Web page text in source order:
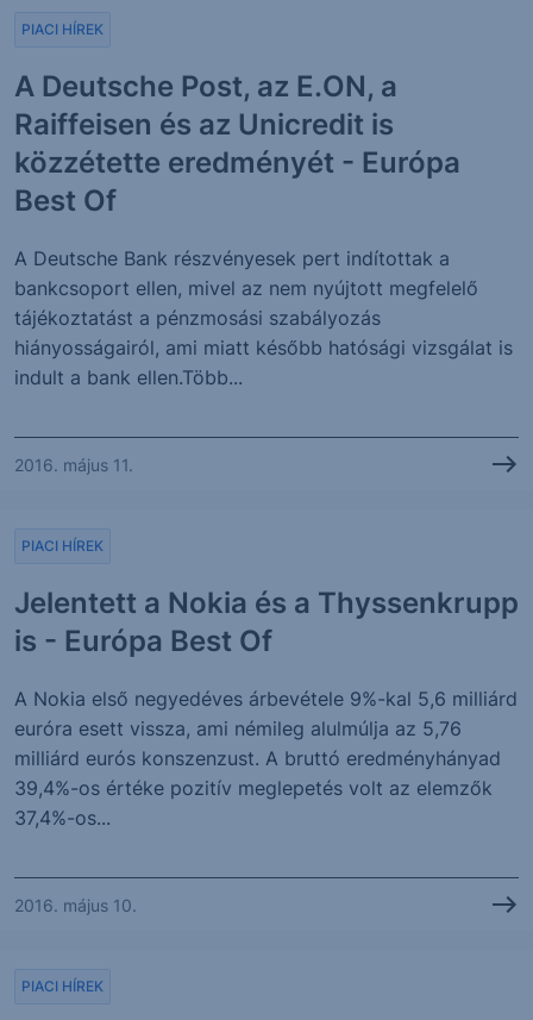
A Deutsche Post, az E.ON, a
Raiffeisen és az Unicredit is
közzétette eredményét - Európa
Best Of
PIACI HÍREK
A Deutsche Bank részvényesek pert indítottak a
bankcsoport ellen, mivel az nem nyújtott megfelelő
tájékoztatást a pénzmosási szabályozás
hiányosságairól, ami miatt később hatósági vizsgálat is
indult a bank ellen.Több...
2016. május 11.
Jelentett a Nokia és a Thyssenkrupp
is - Európa Best Of
PIACI HÍREK
A Nokia első negyedéves árbevétele 9%-kal 5,6 milliárd
euróra esett vissza, ami némileg alulmúlja az 5,76
milliárd eurós konszenzust. A bruttó eredményhányad
39,4%-os értéke pozitív meglepetés volt az elemzők
37,4%-os...
2016. május 10.
PIACI HÍREK